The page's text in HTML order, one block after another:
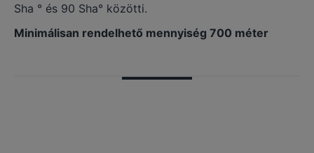
Sha ° és 90 Sha° közötti.
Minimálisan rendelhető mennyiség 700 méter